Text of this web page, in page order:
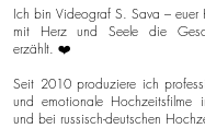
Ich bin Videograf S. Sava –
mit Herz und Seele die
erzählt. ❤️
Seit 2010 produziere ich
und emotionale Hochzeitsfilme
und bei russisch-deutschen